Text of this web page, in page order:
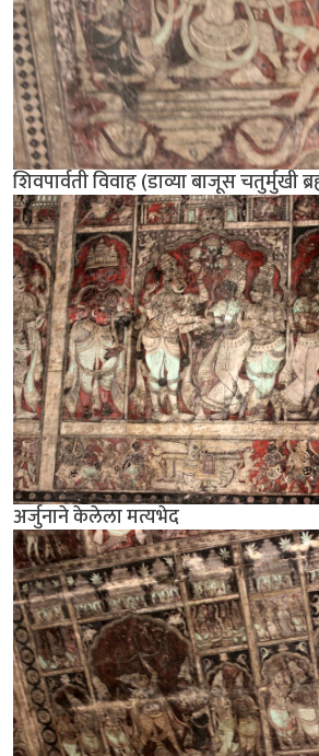
शिवपार्वती विवाह (डाव्या बाजूस चतुर्मुखी
अर्जुनाने केलेला मत्यभेद